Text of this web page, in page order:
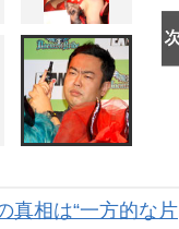
真相は“一方的な片